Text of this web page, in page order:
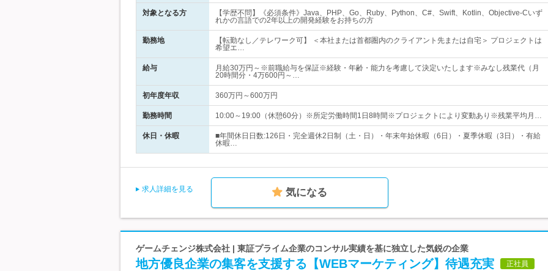
対象となる方
【学歴不問】《必須条件》Java、PHP、Go、Ruby、Python、C#、Swift、Kotlin、Objective-Cいず
れかの言語での2年以上の開発経験をお持ちの方
勤務地
【転勤なし／テレワーク可】 ＜本社または首都圏内のクライアント先または自宅＞ プロジェクトは
希望エ…
給与
月給30万円～※前職給与を保証※経験・年齢・能力を考慮して決定いたします※みなし残業代（月
20時間分・4万600円～…
初年度年収 360万円～600万円
勤務時間 10:00～19:00（休憩60分）※所定労働時間1日8時間※プロジェクトにより変動あり※残業平均月…
休日・休暇
■年間休日日数:126日・完全週休2日制（土・日）・年末年始休暇（6日）・夏季休暇（3日）・有給
休暇…
求人詳細を見る 気になる
ゲームチェンジ株式会社 | 東証プライム企業のコンサル実績を基に独立した気鋭の企業
地方優良企業の集客を支援する【WEBマーケティング】待遇充実 正社員